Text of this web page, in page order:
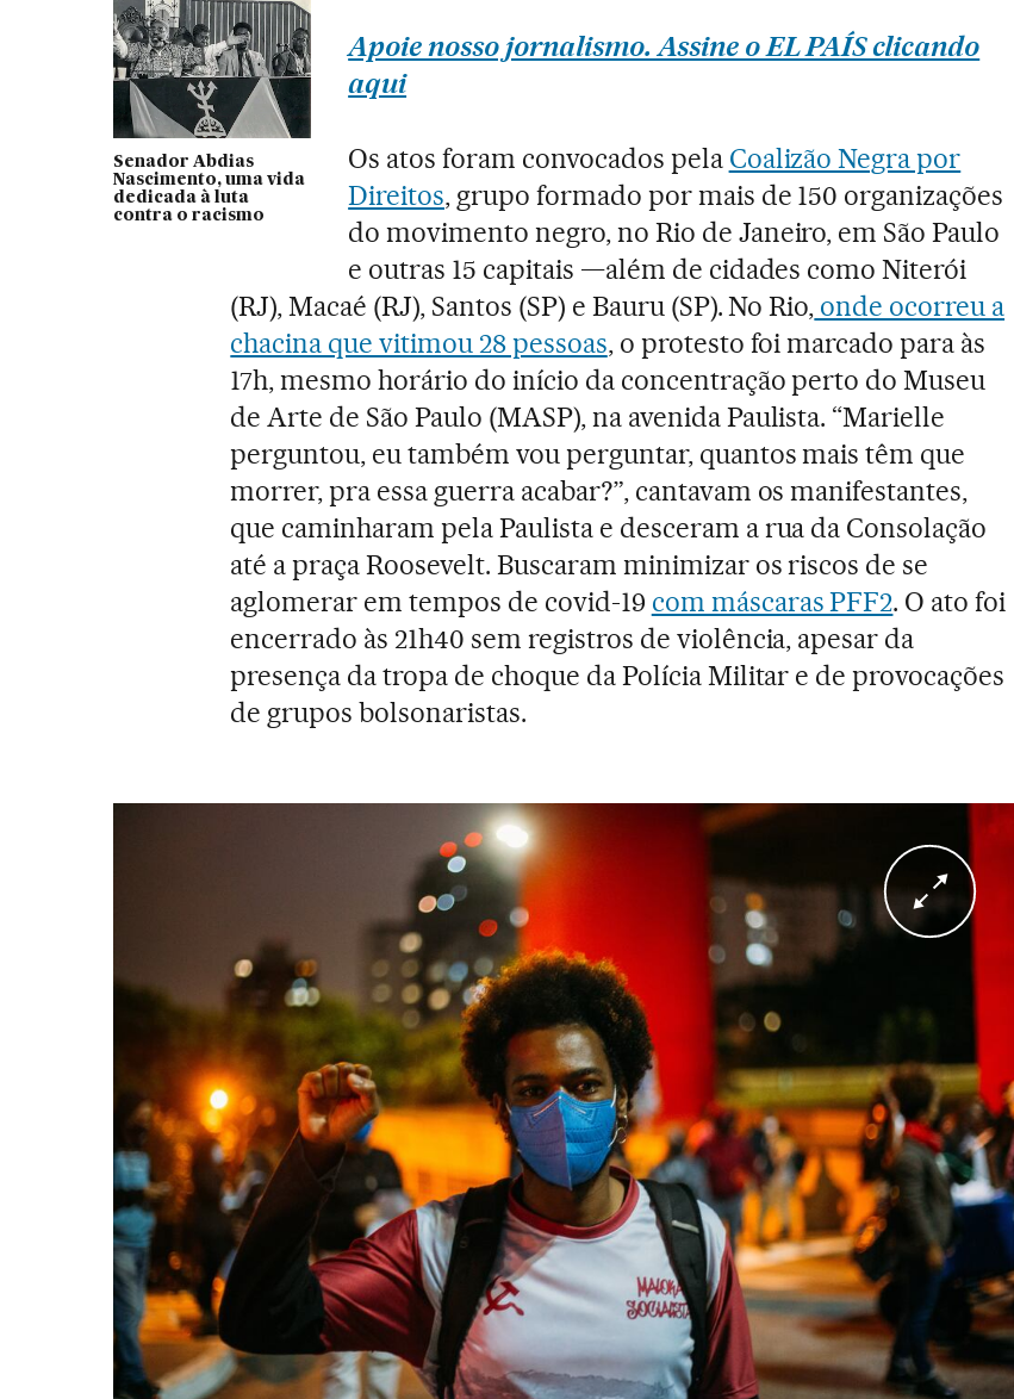
Senador Abdias
Nascimento, uma vida
dedicada à luta
contra o racismo
Apoie nosso jornalismo. Assine o EL PAÍS clicando
aqui
Os atos foram convocados pela Coalizão Negra por
Direitos, grupo formado por mais de 150 organizações
do movimento negro, no Rio de Janeiro, em São Paulo
e outras 15 capitais —além de cidades como Niterói
(RJ), Macaé (RJ), Santos (SP) e Bauru (SP). No Rio, onde ocorreu a
chacina que vitimou 28 pessoas, o protesto foi marcado para às
17h, mesmo horário do início da concentração perto do Museu
de Arte de São Paulo (MASP), na avenida Paulista. “Marielle
perguntou, eu também vou perguntar, quantos mais têm que
morrer, pra essa guerra acabar?”, cantavam os manifestantes,
que caminharam pela Paulista e desceram a rua da Consolação
até a praça Roosevelt. Buscaram minimizar os riscos de se
aglomerar em tempos de covid-19 com máscaras PFF2. O ato foi
encerrado às 21h40 sem registros de violência, apesar da
presença da tropa de choque da Polícia Militar e de provocações
de grupos bolsonaristas.